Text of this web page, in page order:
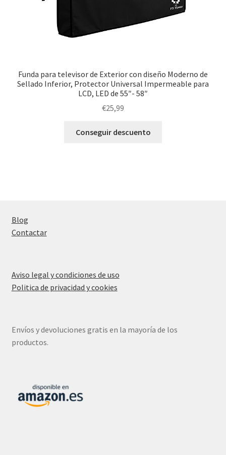
Funda para televisor de Exterior con diseño Moderno de
Sellado Inferior, Protector Universal Impermeable para
LCD, LED de 55″- 58″
€25,99
Conseguir descuento
Blog
Contactar
Aviso legal y condiciones de uso
Politica de privacidad y cookies
Envíos y devoluciones gratis en la mayoría de los
productos.